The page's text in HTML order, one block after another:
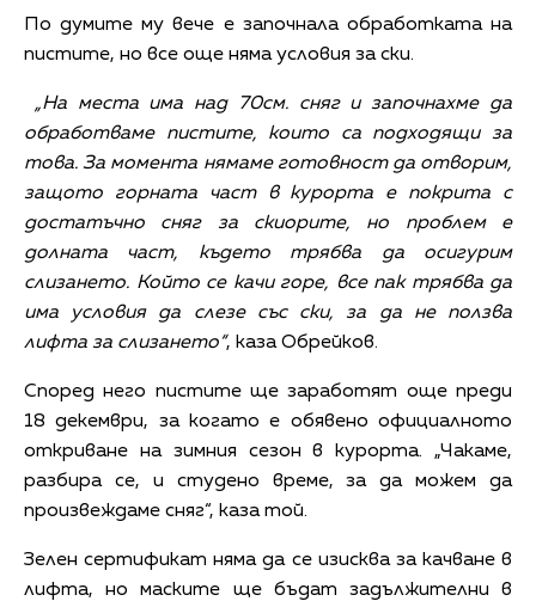
По думите му вече е започнала обработката на
пистите, но все още няма условия за ски.
„На места има над 70см. сняг и започнахме да
обработваме пистите, които са подходящи за
това. За момента нямаме готовност да отворим,
защото горната част в курорта е покрита с
достатъчно сняг за скиорите, но проблем е
долната част, където трябва да осигурим
слизането. Който се качи горе, все пак трябва да
има условия да слезе със ски, за да не ползва
лифта за слизането“, каза Обрейков.
Според него пистите ще заработят още преди
18 декември, за когато е обявено официалното
откриване на зимния сезон в курорта. „Чакаме,
разбира се, и студено време, за да можем да
произвеждаме сняг“, каза той.
Зелен сертификат няма да се изисква за качване в
лифта, но маските ще бъдат задължителни в